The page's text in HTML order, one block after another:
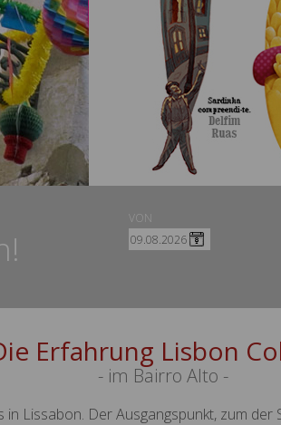
VON
Erfahrung Lisbon
- im Bairro Alto -
in Lissabon. Der Ausgangspunkt, zum